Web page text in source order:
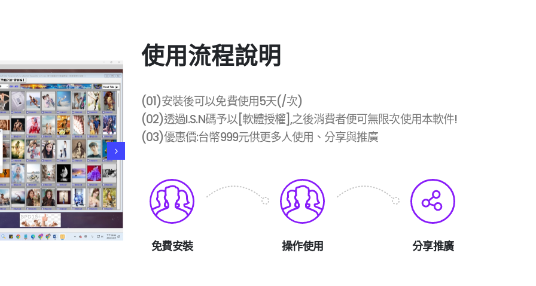
使用流程說明
(01)安裝後可以免費使用5天(/次)
(02)透過I.S.N碼予以[軟體授權],之後消費者便可無限次使用本軟件!
(03)優惠價:台幣999元供更多人使用、分享與推廣
免費安裝 操作使用 分享推廣